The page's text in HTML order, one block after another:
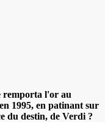
remporta l'or au
1995, en patinant sur
du destin, de Verdi ?